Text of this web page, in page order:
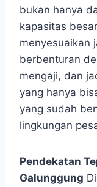
bukan hanya
kapasitas
menyesuaikan
berbenturan
mengaji, dan
yang hanya
yang sudah
lingkungan
Pendekatan
Galunggung